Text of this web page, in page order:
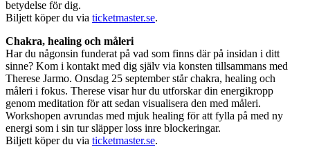
betydelse för dig.
Biljett köper du via ticketmaster.se.
Chakra, healing och måleri
Har du någonsin funderat på vad som finns där på insidan i ditt
sinne? Kom i kontakt med dig själv via konsten tillsammans med
Therese Jarmo. Onsdag 25 september står chakra, healing och
måleri i fokus. Therese visar hur du utforskar din energikropp
genom meditation för att sedan visualisera den med måleri.
Workshopen avrundas med mjuk healing för att fylla på med ny
energi som i sin tur släpper loss inre blockeringar.
Biljett köper du via ticketmaster.se.